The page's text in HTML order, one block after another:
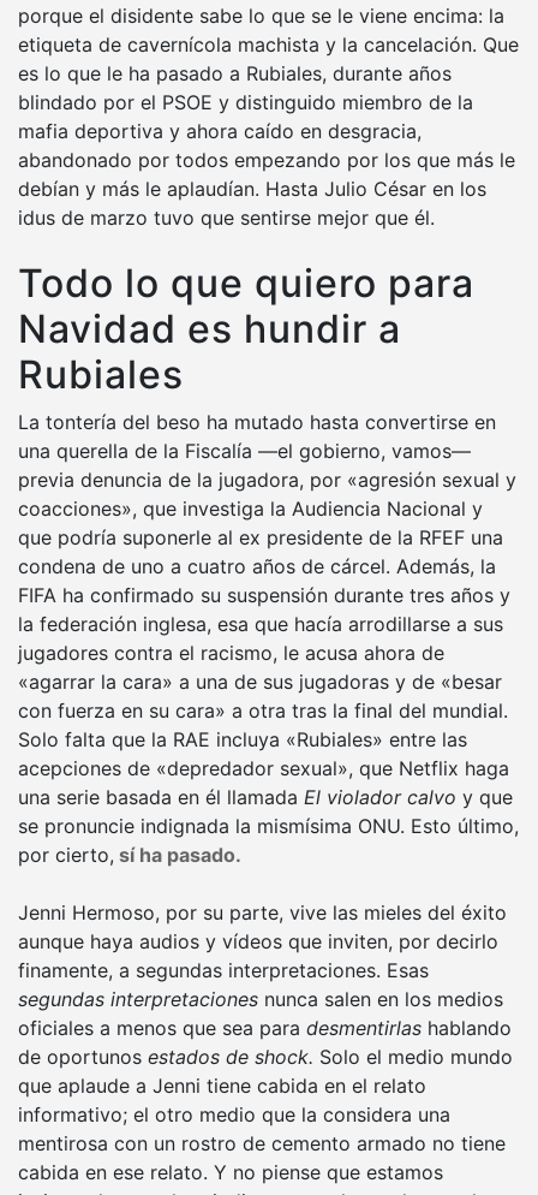
porque el disidente sabe lo que se le viene encima: la
etiqueta de cavernícola machista y la cancelación. Que
es lo que le ha pasado a Rubiales, durante años
blindado por el PSOE y distinguido miembro de la
mafia deportiva y ahora caído en desgracia,
abandonado por todos empezando por los que más le
debían y más le aplaudían. Hasta Julio César en los
idus de marzo tuvo que sentirse mejor que él.
Todo lo que quiero para
Navidad es hundir a
Rubiales
La tontería del beso ha mutado hasta convertirse en
una querella de la Fiscalía —el gobierno, vamos—
previa denuncia de la jugadora, por «agresión sexual y
coacciones», que investiga la Audiencia Nacional y
que podría suponerle al ex presidente de la RFEF una
condena de uno a cuatro años de cárcel. Además, la
FIFA ha confirmado su suspensión durante tres años y
la federación inglesa, esa que hacía arrodillarse a sus
jugadores contra el racismo, le acusa ahora de
«agarrar la cara» a una de sus jugadoras y de «besar
con fuerza en su cara» a otra tras la final del mundial.
Solo falta que la RAE incluya «Rubiales» entre las
acepciones de «depredador sexual», que Netflix haga
una serie basada en él llamada El violador calvo y que
se pronuncie indignada la mismísima ONU. Esto último,
por cierto, sí ha pasado.
Jenni Hermoso, por su parte, vive las mieles del éxito
aunque haya audios y vídeos que inviten, por decirlo
finamente, a segundas interpretaciones. Esas
segundas interpretaciones nunca salen en los medios
oficiales a menos que sea para desmentirlas hablando
de oportunos estados de shock. Solo el medio mundo
que aplaude a Jenni tiene cabida en el relato
informativo; el otro medio que la considera una
mentirosa con un rostro de cemento armado no tiene
cabida en ese relato. Y no piense que estamos